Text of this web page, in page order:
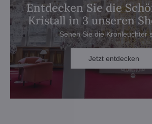
Entdecken Sie die
Kristall in 3 unseren
Sehen Sie die Kronleuchter
Jetzt entdecken